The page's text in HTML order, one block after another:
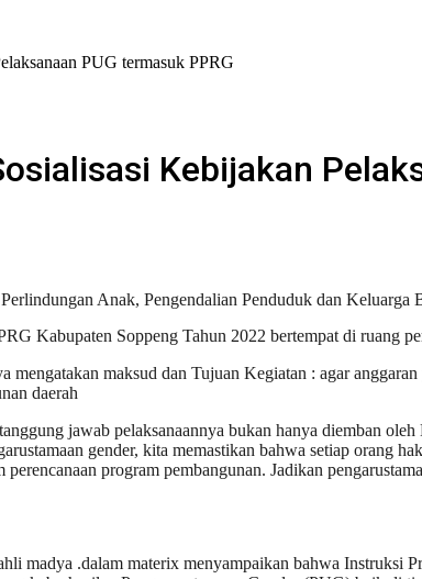
PUG termasuk PPRG
Kebijakan
Anak, Pengendalian Penduduk dan
Kabupaten Soppeng Tahun 2022 bertempat di ruang
maksud dan Tujuan Kegiatan : agar
daerah
jawab pelaksanaannya bukan hanya diemban
gender, kita memastikan bahwa setiap orang
program pembangunan. Jadikan
.dalam materix menyampaikan bahwa Instruksi